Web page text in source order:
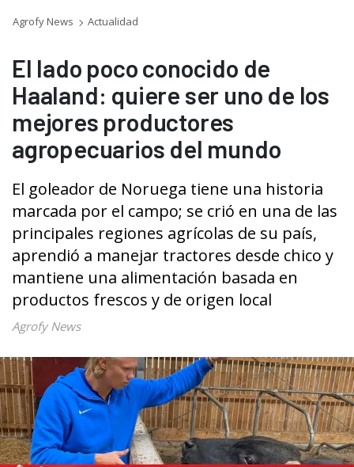
Agrofy News Actualidad
El lado poco conocido de
Haaland: quiere ser uno de los
mejores productores
agropecuarios del mundo
El goleador de Noruega tiene una historia
marcada por el campo; se crió en una de las
principales regiones agrícolas de su país,
aprendió a manejar tractores desde chico y
mantiene una alimentación basada en
productos frescos y de origen local
Agrofy News